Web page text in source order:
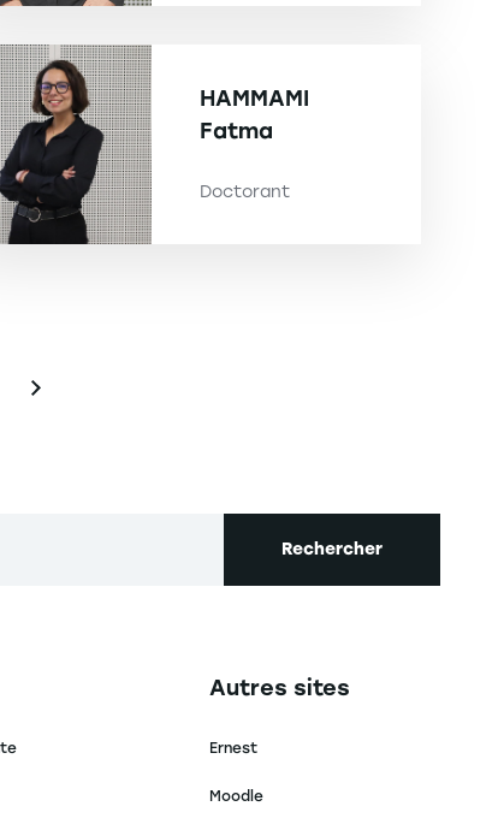
HAMMAMI
Fatma
Doctorant
Page suivante
Rechercher
footer Navigation tertiaire footer
Autres sites
Ernest
Moodle